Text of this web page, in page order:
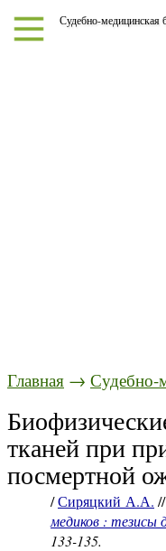
Судебно-медицинская
Главная → Судебно-
тканей при
посмертной
/Сиряцкий А.А. //
медиков :
133-135.